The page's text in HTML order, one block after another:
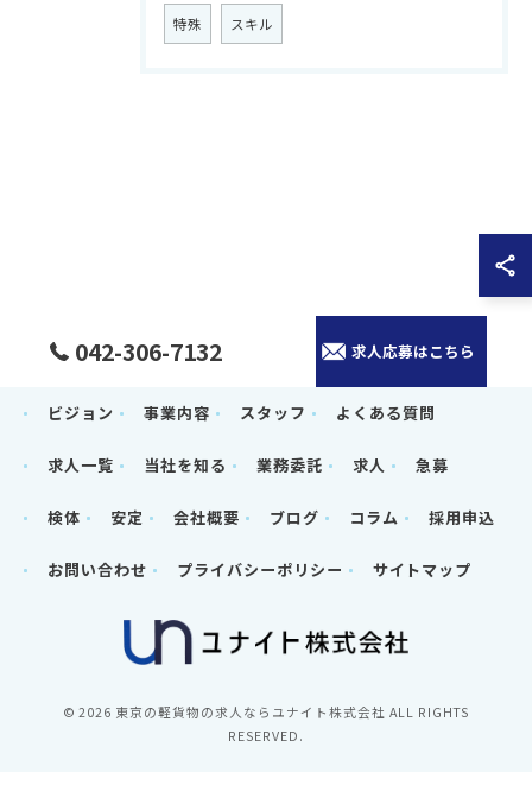
特殊 スキル
042-306-7132 求人応募はこちら
ビジョン 事業内容 スタッフ よくある質問
求人一覧 当社を知る 業務委託 求人 急募
検体 安定 会社概要 ブログ コラム 採用申込
お問い合わせ プライバシーポリシー サイトマップ
© 2026 東京の軽貨物の求人ならユナイト株式会社 ALL RIGHTS
RESERVED.